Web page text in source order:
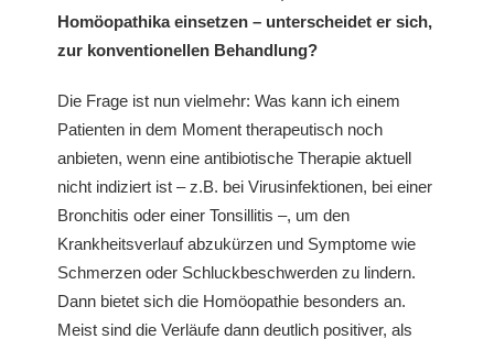
Homöopathika einsetzen – unterscheidet er sich,
zur konventionellen Behandlung?
Die Frage ist nun vielmehr: Was kann ich einem
Patienten in dem Moment therapeutisch noch
anbieten, wenn eine antibiotische Therapie aktuell
nicht indiziert ist – z.B. bei Virusinfektionen, bei einer
Bronchitis oder einer Tonsillitis –, um den
Krankheitsverlauf abzukürzen und Symptome wie
Schmerzen oder Schluckbeschwerden zu lindern.
Dann bietet sich die Homöopathie besonders an.
Meist sind die Verläufe dann deutlich positiver, als